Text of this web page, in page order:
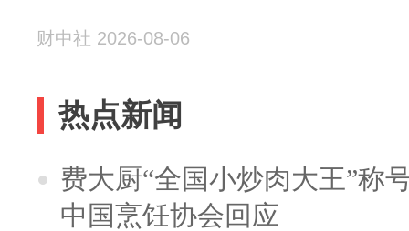
财中社 2026-08-06
热点新闻
费大厨“全国小炒肉大王”称
中国烹饪协会回应